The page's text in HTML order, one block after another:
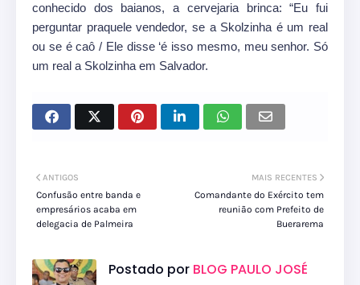
conhecido dos baianos, a cervejaria brinca: “Eu fui
perguntar praquele vendedor, se a Skolzinha é um real
ou se é caô / Ele disse ‘é isso mesmo, meu senhor. Só
um real a Skolzinha em Salvador.
MAIS RECENTES
Comandante do Exército tem
reunião com Prefeito de
Buerarema
ANTIGOS
Confusão entre banda e
empresários acaba em
delegacia de Palmeira
Postado por BLOG PAULO JOSÉ